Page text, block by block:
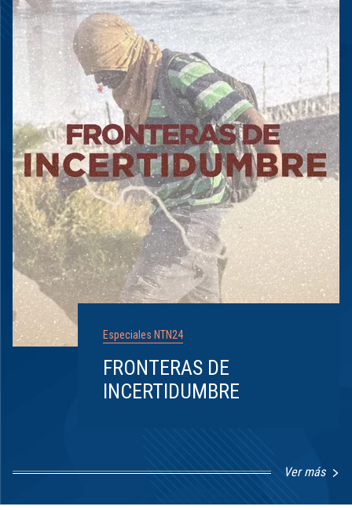
Especiales NTN24
FRONTERAS DE
INCERTIDUMBRE
Ver más
1